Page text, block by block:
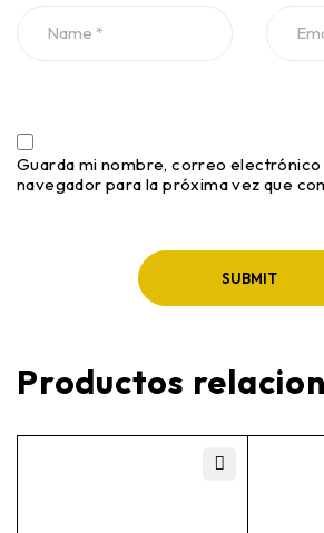
Guarda mi nombre, correo electrónico
navegador para la próxima vez que
Productos